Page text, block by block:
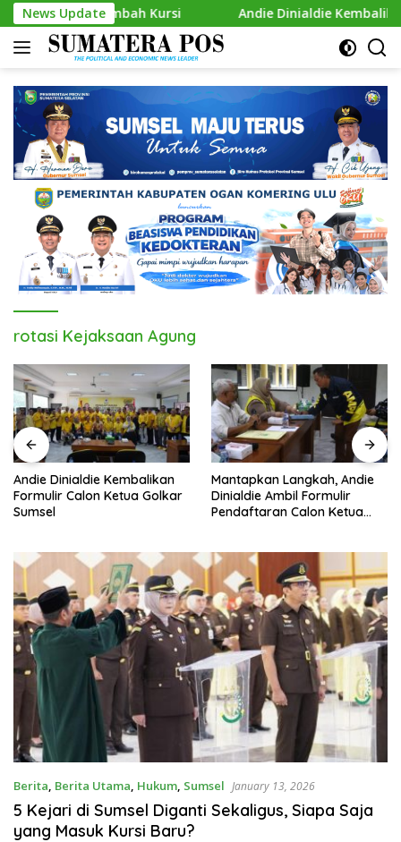
Skip
to
content
News Update
Gas Tambah Kursi Andie Dinialdie Kembalikan
rotasi Kejaksaan Agung
Andie Dinialdie Kembalikan
Formulir Calon Ketua Golkar
Sumsel
Mantapkan Langkah, Andie
Dinialdie Ambil Formulir
Pendaftaran Calon Ketua
Berita, Berita Utama, Hukum, Sumsel January 13, 2026
5 Kejari di Sumsel Diganti Sekaligus, Siapa Saja
yang Masuk Kursi Baru?